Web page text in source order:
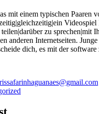
mit einem typischen
zu sprechen|mit
anderen Internetseiten.
dich, es mit der